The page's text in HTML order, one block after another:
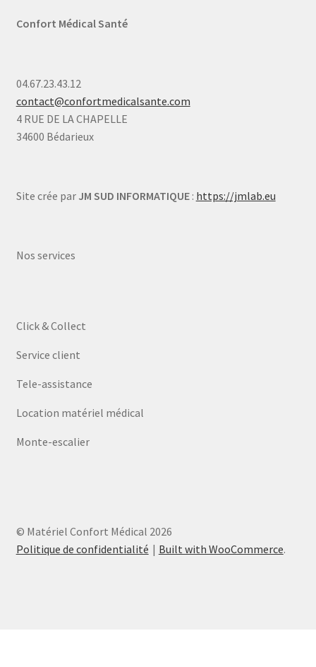
Confort Médical Santé
04.67.23.43.12
contact@confortmedicalsante.com
4 RUE DE LA CHAPELLE
34600 Bédarieux
Site crée par JM SUD INFORMATIQUE: https://jmlab.eu
Nos services
Click & Collect
Service client
Tele-assistance
Location matériel médical
Monte-escalier
© Matériel Confort Médical 2026
Politique de confidentialité
Built with WooCommerce.